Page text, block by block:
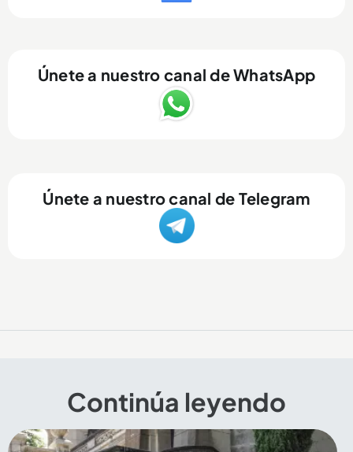
Únete a nuestro canal de WhatsApp
Únete a nuestro canal de Telegram
Continúa leyendo